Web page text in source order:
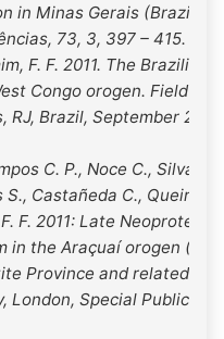
in Minas Gerais (Brazil).
73, 3, 397 – 415.
F. F. 2011. The Brazilian
Congo orogen. Field trip
RJ, Brazil, September
C. P., Noce C., Silva
Castañeda C., Queiroga
F. 2011: Late
in the Araçuaí orogen
Province and related
London, Special